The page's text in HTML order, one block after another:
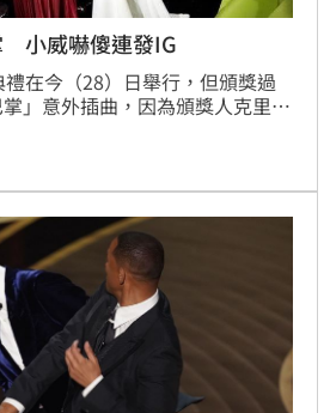
小威嚇傻連發IG
在今（28）日舉行，但頒獎過
」意外插曲，因為頒獎人克里斯
台打了他一巴掌。對此，小威廉
打巴掌」事件。